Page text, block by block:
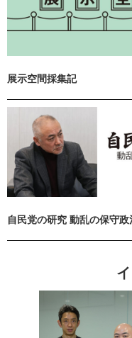
展示空間採集記
自民党の研究 動乱の保守政